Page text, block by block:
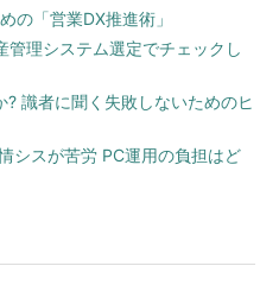
の「営業DX推進術」
管理システム選定でチェックし
識者に聞く失敗しないためのヒ
シスが苦労 PC運用の負担はど